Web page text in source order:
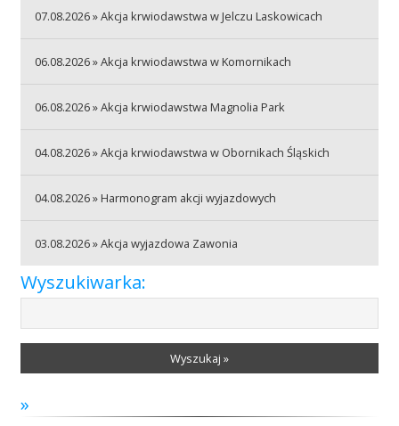
Akcje wyjazdowe
Szkolenia
07.08.2026 » Akcja krwiodawstwa w Jelczu Laskowicach
06.08.2026 » Akcja krwiodawstwa w Komornikach
06.08.2026 » Akcja krwiodawstwa Magnolia Park
04.08.2026 » Akcja krwiodawstwa w Obornikach Śląskich
04.08.2026 » Harmonogram akcji wyjazdowych
03.08.2026 » Akcja wyjazdowa Zawonia
Wyszukiwarka:
Wyszukaj »
»